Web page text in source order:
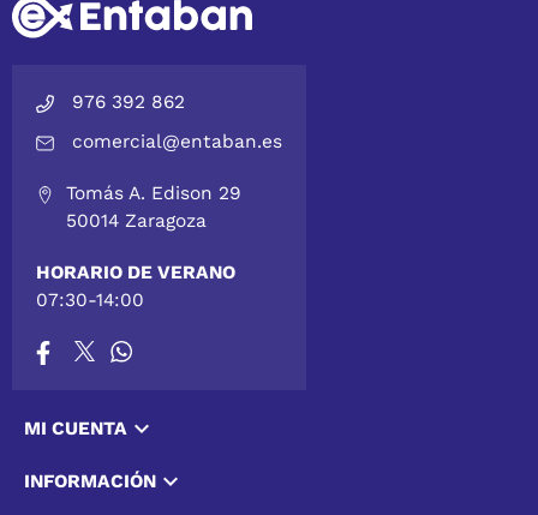
976 392 862
comercial@entaban.es
Tomás A. Edison 29
50014 Zaragoza
HORARIO DE VERANO
07:30-14:00
MI CUENTA 
INFORMACIÓN 